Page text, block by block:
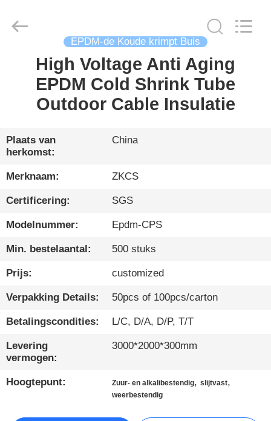
THUIS
PRODUCTEN
VIDEO'S
OVER
ONS
RONDLEIDING
DOOR
DE
FABRIEK
KWALITEITSCONTROLE
CONTACT
CO.,
EPDM-de Koude krimpt Buis
High Voltage Anti Aging
EPDM Cold Shrink Tube
Outdoor Cable Insulatie
Plaats van
herkomst:
China
Merknaam: ZKCS
Certificering: SGS
Modelnummer: Epdm-CPS
Min. bestelaantal: 500 stuks
Prijs: customized
Verpakking Details: 50pcs of 100pcs/carton
Betalingscondities: L/C, D/A, D/P, T/T
Levering
vermogen:
3000*2000*300mm
Hoogtepunt: Zuur- en alkalibestendig,slijtvast,
weerbestendig